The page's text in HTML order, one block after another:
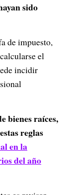
sido
de impuesto,
el
incidir
bienes raíces,
reglas
en la
del año